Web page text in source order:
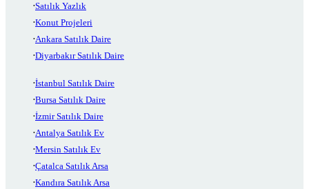
Satılık Yazlık
Konut Projeleri
Ankara Satılık Daire
Diyarbakır Satılık Daire
İstanbul Satılık Daire
Bursa Satılık Daire
İzmir Satılık Daire
Antalya Satılık Ev
Mersin Satılık Ev
Çatalca Satılık Arsa
Kandıra Satılık Arsa